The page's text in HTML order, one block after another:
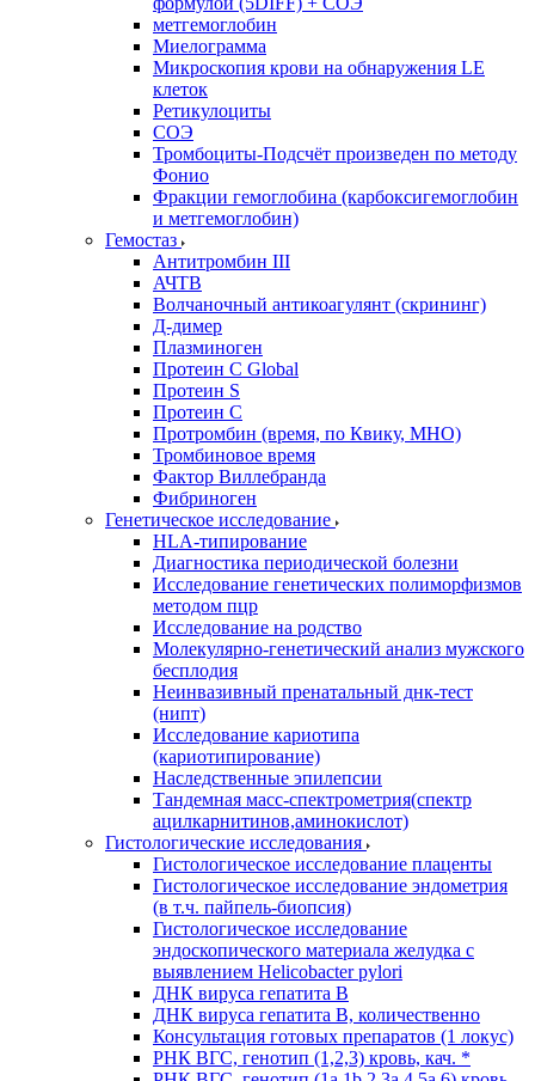
метгемоглобин
Миелограмма
Микроскопия крови на обнаружения LE
клеток
Ретикулоциты
СОЭ
Тромбоциты-Подсчёт произведен по методу
Фонио
Фракции гемоглобина (карбоксигемоглобин
и метгемоглобин)
Гемостаз
Антитромбин III
АЧТВ
Волчаночный антикоагулянт (скрининг)
Д-димер
Плазминоген
Протеин C Global
Протеин S
Протеин С
Протромбин (время, по Квику, МНО)
Тромбиновое время
Фактор Виллебранда
Фибриноген
Генетическое исследование
HLA-типирование
Диагностика периодической болезни
Исследование генетических полиморфизмов
методом пцр
Исследование на родство
Молекулярно-генетический анализ мужского
бесплодия
Неинвазивный пренатальный днк-тест
(нипт)
Исследование кариотипа
(кариотипирование)
Наследственные эпилепсии
Тандемная масс-спектрометрия(спектр
ацилкарнитинов,аминокислот)
Гистологические исследования
Гистологическое исследование плаценты
Гистологическое исследование эндометрия
(в т.ч. пайпель-биопсия)
Гистологическое исследование
эндоскопического материала желудка с
выявлением Helicobacter pylori
ДНК вируса гепатита B
ДНК вируса гепатита B, количественно
Консультация готовых препаратов (1 локус)
РНК ВГC, генотип (1,2,3) кровь, кач. *